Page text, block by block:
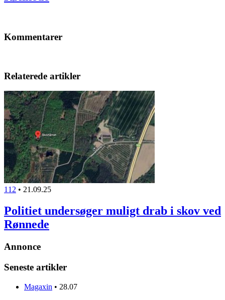
Kommentarer
Relaterede artikler
112 • 21.09.25
Politiet undersøger muligt drab i skov ved
Rønnede
Annonce
Seneste artikler
Magaxin • 28.07